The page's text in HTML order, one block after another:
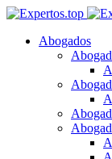
Abogados